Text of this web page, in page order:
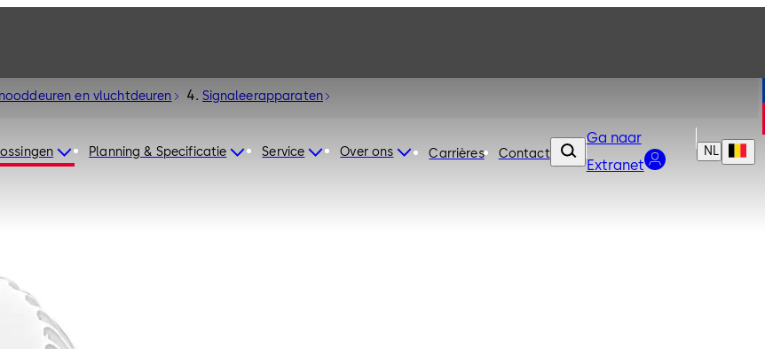
Planning & Specificatie Service Over ons Carrières Contact
Ga naar
Extranet
NL
en vluchtdeuren Signaleerapparaten